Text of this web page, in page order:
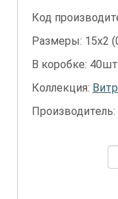
Код
Размеры: 15х2
В коробке: 40шт
Коллекция:
Производитель: